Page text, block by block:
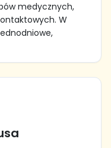
medycznych,
W